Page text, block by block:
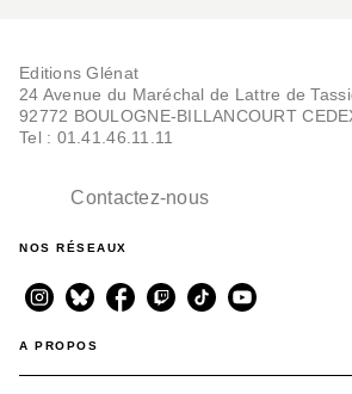
Editions Glénat
24 Avenue du Maréchal de Lattre de
92772 BOULOGNE-BILLANCOURT
Tel : 01.41.46.11.11
Contactez-nous
NOS RÉSEAUX
A PROPOS